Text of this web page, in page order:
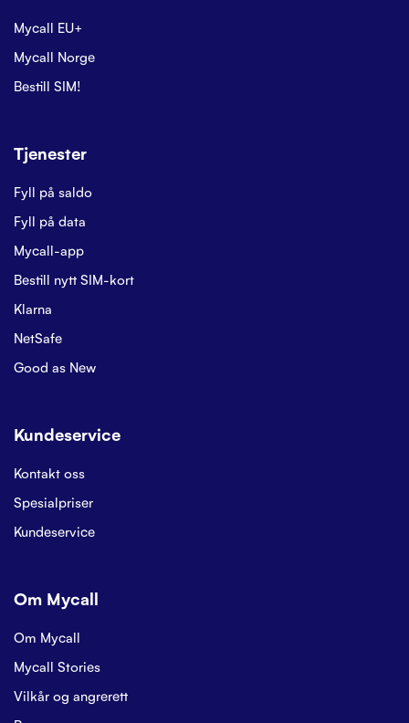
Mycall EU+
Mycall Norge
Bestill SIM!
Tjenester
Fyll på saldo
Fyll på data
Mycall-app
Bestill nytt SIM-kort
Klarna
NetSafe
Good as New
Kundeservice
Kontakt oss
Spesialpriser
Kundeservice
Om Mycall
Om Mycall
Mycall Stories
Vilkår og angrerett